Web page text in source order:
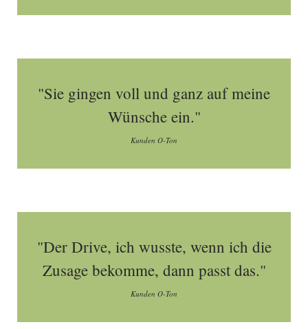
"Sie gingen voll und ganz auf meine
Wünsche ein."
Kunden O-Ton
"Der Drive, ich wusste, wenn ich die
Zusage bekomme, dann passt das."
Kunden O-Ton